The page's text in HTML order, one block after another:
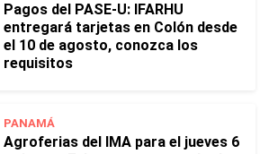
Pagos del PASE-U: IFARHU
entregará tarjetas en Colón desde
el 10 de agosto, conozca los
requisitos
PANAMÁ
Agroferias del IMA para el jueves 6